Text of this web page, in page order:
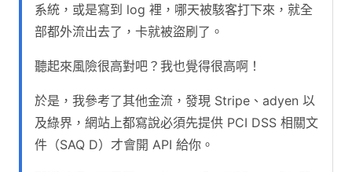
系統，或是寫到 log 裡，哪天被駭客打下來，就全
部都外流出去了，卡就被盜刷了。
聽起來風險很高對吧？我也覺得很高啊！
於是，我參考了其他金流，發現 Stripe、adyen 以
及綠界，網站上都寫說必須先提供 PCI DSS 相關文
件（SAQ D）才會開 API 給你。